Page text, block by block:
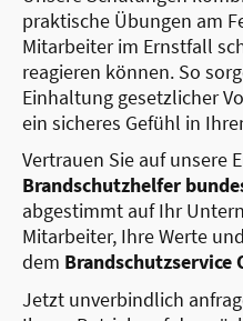
praktische Übungen am
Mitarbeiter im Ernstfall
reagieren können. So
Einhaltung gesetzlicher
ein sicheres Gefühl in
Vertrauen Sie auf unsere
Brandschutzhelfer
abgestimmt auf Ihr
Mitarbeiter, Ihre Werte
dem Brandschutzservice
Jetzt unverbindlich